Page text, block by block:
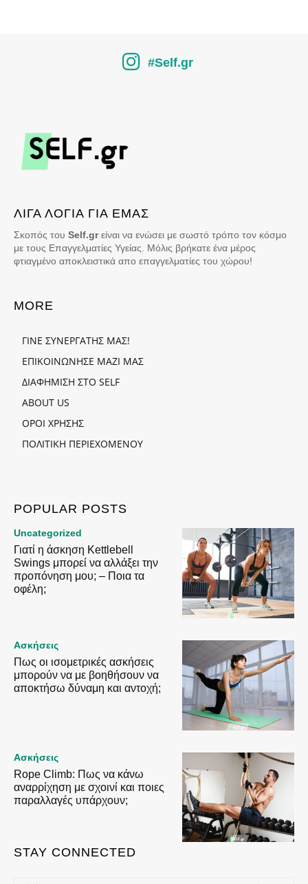
#Self.gr
ΛΙΓΑ ΛΟΓΙΑ ΓΙΑ ΕΜΑΣ
Σκοπός του Self.grείναι να ενώσει με σωστό τρόπο τον κόσμο
με τους Επαγγελματίες Υγείας. Μόλις βρήκατε ένα μέρος
φτιαγμένο αποκλειστικά απο επαγγελματίες του χώρου!
MORE
ΓΙΝΕ ΣΥΝΕΡΓΑΤΗΣ ΜΑΣ!
ΕΠΙΚΟΙΝΩΝΗΣΕ ΜΑΖΙ ΜΑΣ
ΔΙΑΦΗΜΙΣΗ ΣΤΟ SELF
ABOUT US
ΟΡΟΙ ΧΡΗΣΗΣ
ΠΟΛΙΤΙΚΗ ΠΕΡΙΕΧΟΜΕΝΟΥ
POPULAR POSTS
Uncategorized
Γιατί η άσκηση Kettlebell
Swings μπορεί να αλλάξει την
προπόνηση μου; – Ποια τα
οφέλη;
Ασκήσεις
Πως οι ισομετρικές ασκήσεις
μπορούν να με βοηθήσουν να
αποκτήσω δύναμη και αντοχή;
Ασκήσεις
Rope Climb: Πως να κάνω
αναρρίχηση με σχοινί και ποιες
παραλλαγές υπάρχουν;
STAY CONNECTED